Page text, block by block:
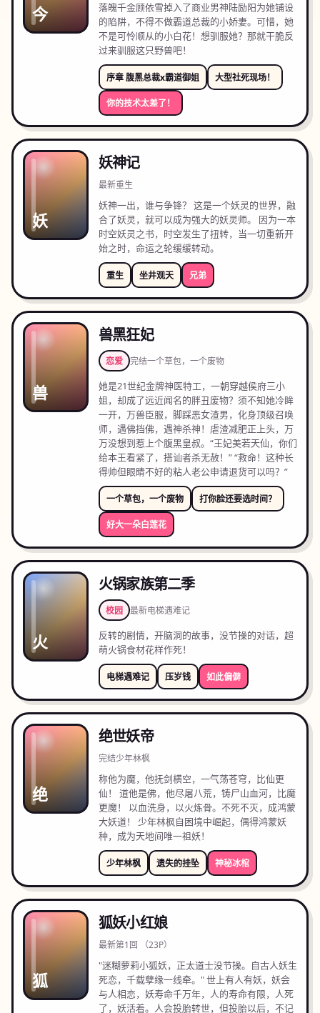
今
落魄千金顾依雪掉入了商业男神陆励阳为她铺设
的陷阱，不得不做霸道总裁的小娇妻。可惜，她
不是可怜顺从的小白花！想驯服她？那就干脆反
过来驯服这只野兽吧！
序章 腹黑总裁x霸道御姐 大型社死现场！
你的技术太差了！
妖
妖神记
最新重生
妖神一出，谁与争锋？ 这是一个妖灵的世界，融
合了妖灵，就可以成为强大的妖灵师。 因为一本
时空妖灵之书，时空发生了扭转，当一切重新开
始之时，命运之轮缓缓转动。
重生 坐井观天 兄弟
兽
兽黑狂妃
恋爱 完结一个草包，一个废物
她是21世纪金牌神医特工，一朝穿越侯府三小
姐，却成了远近闻名的胖丑废物？须不知她冷眸
一开，万兽臣服，脚踩恶女渣男，化身顶级召唤
师，遇佛挡佛，遇神杀神！虐渣减肥正上头，万
万没想到惹上个腹黑皇叔。“王妃美若天仙，你们
给本王看紧了，搭讪者杀无赦！” “救命！这种长
得帅但眼睛不好的粘人老公申请退货可以吗？”
一个草包，一个废物 打你脸还要选时间？
好大一朵白莲花
火
火锅家族第二季
校园 最新电梯遇难记
反转的剧情，开脑洞的故事，没节操的对话，超
萌火锅食材花样作死！
电梯遇难记 压岁钱 如此偏僻
绝
绝世妖帝
完结少年林枫
称他为魔，他抚剑横空，一气荡苍穹，比仙更
仙！ 道他是佛，他尽屠八荒，铸尸山血河，比魔
更魔！ 以血洗身，以火炼骨。不死不灭，成鸿蒙
大妖道！ 少年林枫自困境中崛起，偶得鸿蒙妖
种，成为天地间唯一祖妖！
少年林枫 遗失的挂坠 神秘冰棺
狐
狐妖小红娘
最新第1回 （23P）
"迷糊萝莉小狐妖，正太道士没节操。自古人妖生
死恋，千载孽缘一线牵。" 世上有人有妖，妖会
与人相恋，妖寿命千万年，人的寿命有限，人死
了，妖活着。人会投胎转世，但投胎以后，不记